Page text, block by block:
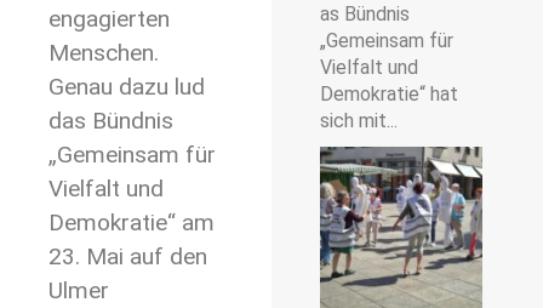
engagierten
Menschen.
Genau dazu lud
das Bündnis
„Gemeinsam für
Vielfalt und
Demokratie“ am
23. Mai auf den
Ulmer
as Bündnis
„Gemeinsam für
Vielfalt und
Demokratie“ hat
sich mit...